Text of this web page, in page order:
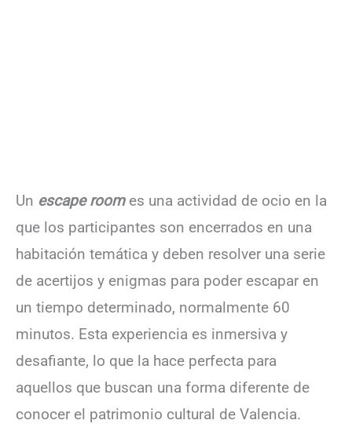
Un escape roomes una actividad de ocio en la
que los participantes son encerrados en una
habitación temática y deben resolver una serie
de acertijos y enigmas para poder escapar en
un tiempo determinado, normalmente 60
minutos. Esta experiencia es inmersiva y
desafiante, lo que la hace perfecta para
aquellos que buscan una forma diferente de
conocer el patrimonio cultural de Valencia.